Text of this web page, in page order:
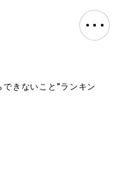
きないこと”ランキン